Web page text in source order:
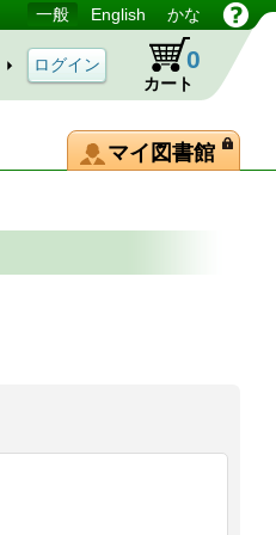
一般 English かな
カート
0
マイ図書館